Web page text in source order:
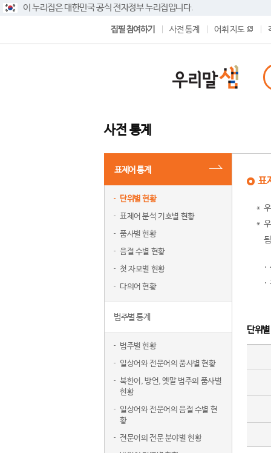
이 누리집은 대한민국 공식 전자정부 누리집입니다.
집필 참여하기 사전 통계 어휘 지도
사전 통계
표제어 통계
단위별 현황
표제어 분석 기호별 현황
품사별 현황
음절 수별 현황
첫 자모별 현황
다의어 현황
범주별 통계
범주별 현황
일상어와 전문어의 품사별 현황
북한어, 방언, 옛말 범주의 품사별
현황
일상어와 전문어의 음절 수별 현
황
전문어의 전문 분야별 현황
표
단위